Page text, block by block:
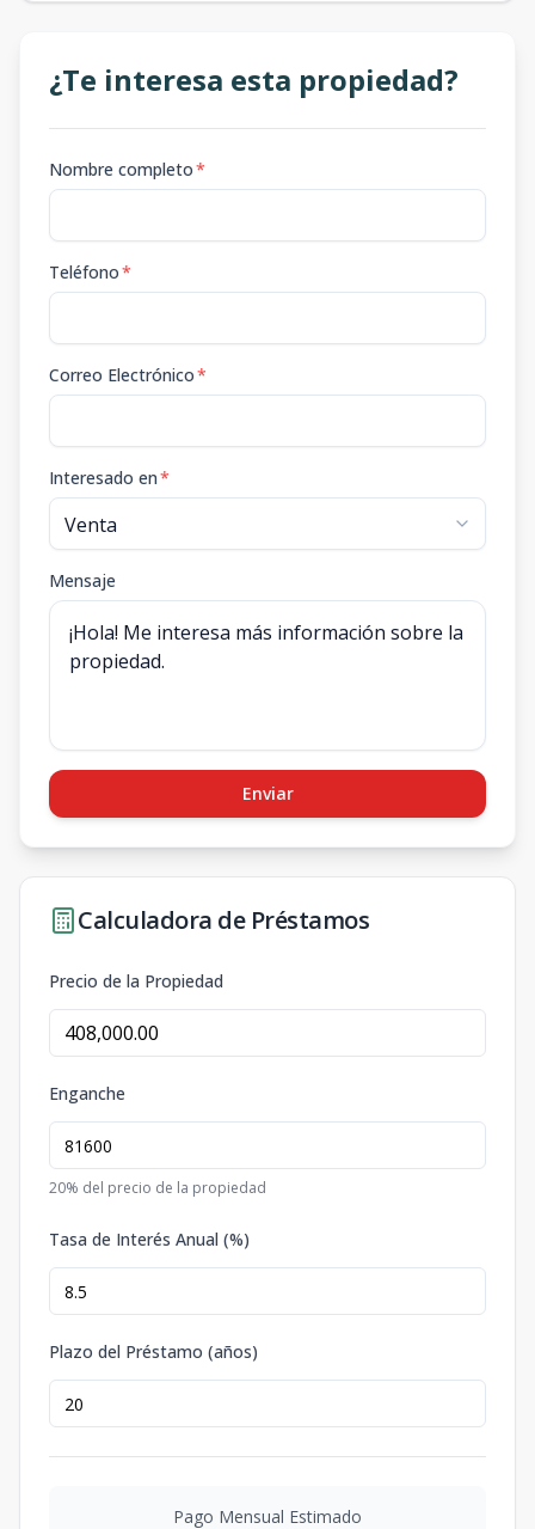
¿Te interesa esta propiedad?
Nombre completo*
Teléfono*
Correo Electrónico*
Interesado en*
Mensaje
Enviar
Calculadora de Préstamos
Precio de la Propiedad
Enganche
20% del precio de la propiedad
Tasa de Interés Anual (%)
Plazo del Préstamo (años)
Pago Mensual Estimado